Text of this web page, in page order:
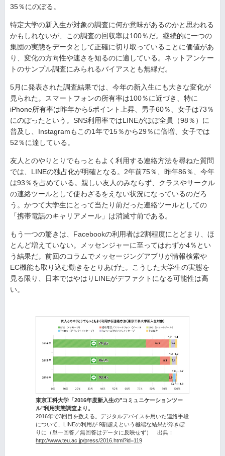
35％にのぼる。
特定大学の新入生が対象の調査に何か意味があるのかと思われる
かもしれないが、この調査の回収率は100％だ。継続的に一つの
集団の実態をデータとして正確に切り取っていることに価値があ
り、変化の方向性や速さを知るのに適している。ネットアンケー
トのサンプル調査にみられるバイアスとも無縁だ。
5月に発表された調査結果では、今年の新入生にも大きな変化が
見られた。スマートフォンの所有率は100％に近づき、特に
iPhone所有率は昨年から5ポイント上昇、男子60％、女子は73％
にのぼったという。SNS利用率ではLINEがほぼ全員（98％）に
普及し、Instagramもこの1年で15％から29％に倍増、女子では
52％に達している。
友人とのやりとりでもっともよく利用する連絡方法を尋ねた質問
では、LINEの独占化が明確となる。2年前75％、昨年86％、今年
は93％を占めている。親しい友人のみならず、クラスやサークル
の連絡ツールとして使わざるをえない状況になっているのだろ
う。かつて大学生にとって当たり前だった連絡ツールとしての
「携帯電話のキャリアメール」は消滅寸前である。
もう一つの驚きは、Facebookの利用者は2割程度にとどまり、ほ
とんど増えていない。メッセンジャーに至ってはわずか4％とい
う結果だ。前回のコラムでメッセージングアプリが情報検索や
EC機能も取り込む動きをとりあげた。こうした大学生の実態を
見る限り、日本ではやはりLINEがデファクトになる可能性は高
い。
東京工科大学「2016年度新入生の"コミュニケーションツー
ル"利用実態調査より。
2016年で3回目を数える。デジタルデバイスを用いた連絡手段
について、LINEの利用が 9割超えという極端な結果が浮きぼ
りに（単一回答／無回答はデータに反映せず） 出典：
http://www.teu.ac.jp/press/2016.html?id=119